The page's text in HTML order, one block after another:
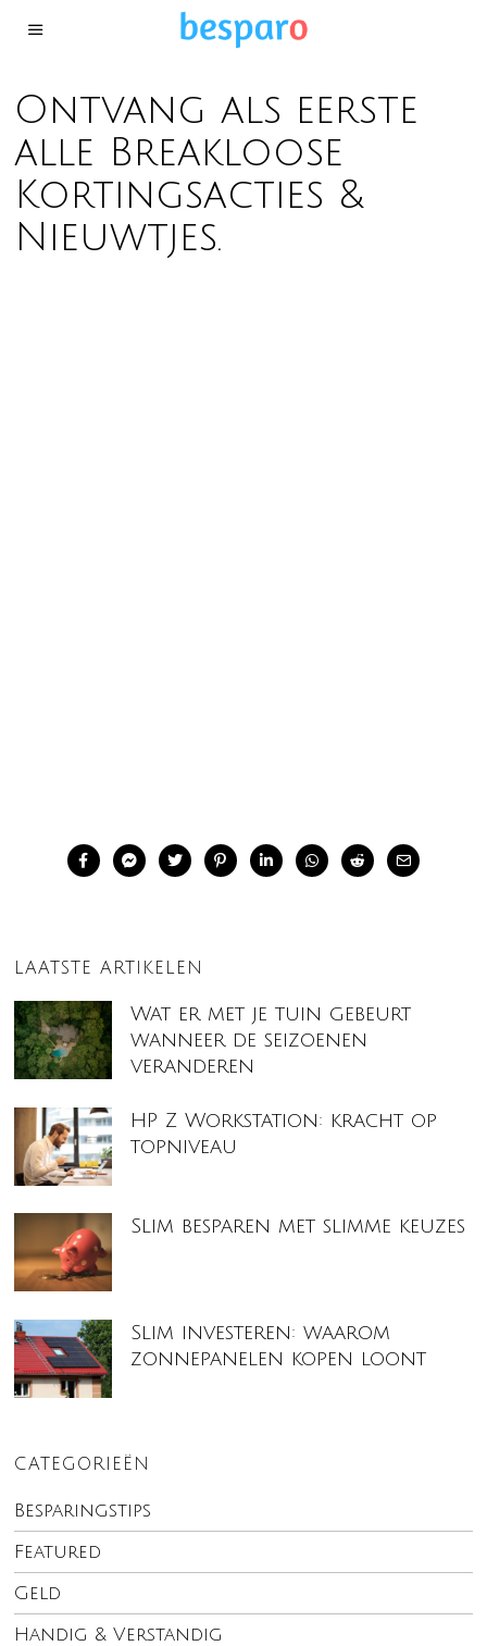
Ontvang als eerste
alle Breakloose
Kortingsacties &
Nieuwtjes.
LAATSTE ARTIKELEN
Wat er met je tuin gebeurt
wanneer de seizoenen
veranderen
HP Z Workstation: kracht op
topniveau
Slim besparen met slimme keuzes
Slim investeren: waarom
zonnepanelen kopen loont
CATEGORIEËN
Besparingstips
Featured
Geld
Handig & Verstandig